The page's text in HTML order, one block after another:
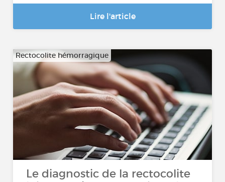
Lire l'article
Rectocolite hémorragique
Le diagnostic de la rectocolite